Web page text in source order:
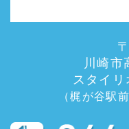
川崎市
スタイ
（梶が谷駅